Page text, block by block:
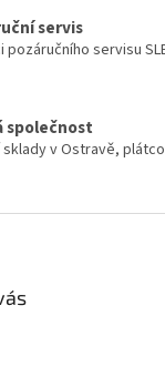
k
i
servis
pozáručního servisu
společnost
sklady v Ostravě,